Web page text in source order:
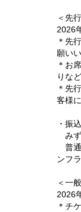
＜先
2026
＊先
願い
＊お
りな
＊先
客様
・振
みず
普通
ンフ
＜一
2026
＊チ